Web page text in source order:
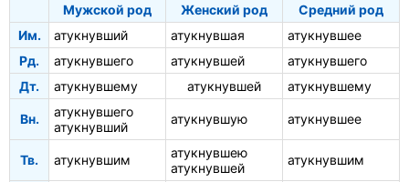
Мужской род Женский род
Средний род
Им.
атукнувший атукнувшая
атукнувшее
Рд.
атукнувшего атукнувшей
атукнувшего
Дт.
атукнувшему атукнувшей атукнувшему
Вн.
атукнувшего
атукнувший
атукнувшую атукнувшее
Тв. атукнувшим
атукнувшею
атукнувшей
атукнувшим